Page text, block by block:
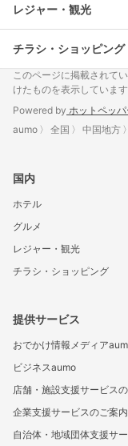
レジャー・観光
チラシ・ショッピング
このページに掲載されて
けたものを表示しています
Powered by ホットペッ
aumo
全国 中国地方
国内
ホテル
グルメ
レジャー・観光
チラシ・ショッピング
提供サービス
おでかけ情報メディア
ビジネスaumo
店舗・施設支援サービス
企業支援サービスのご案内
自治体・地域団体支援サ